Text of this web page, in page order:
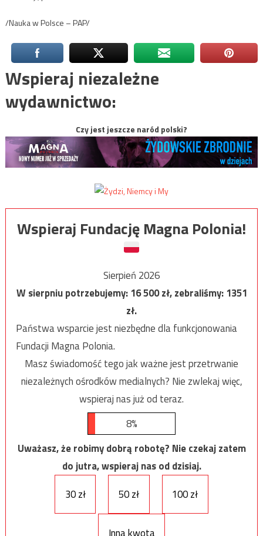
/Nauka w Polsce – PAP/
Wspieraj niezależne
wydawnictwo:
Czy jest jeszcze naród polski?
Wspieraj Fundację Magna Polonia!
Sierpień 2026
W sierpniu potrzebujemy:16 500zł, zebraliśmy:1351
zł.
Państwa wsparcie jest niezbędne dla funkcjonowania
Fundacji Magna Polonia.
Masz świadomość tego jak ważne jest przetrwanie
niezależnych ośrodków medialnych? Nie zwlekaj więc,
wspieraj nas już od teraz.
8%
Uważasz, że robimy dobrą robotę? Nie czekaj zatem
do jutra, wspieraj nas od dzisiaj.
30 zł
50 zł 100 zł